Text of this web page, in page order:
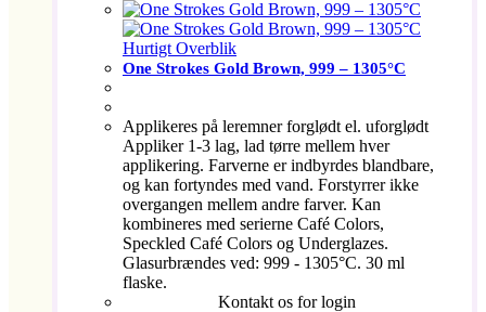
Hurtigt Overblik
One Strokes Gold Brown, 999 – 1305°C
Applikeres på leremner forglødt el. uforglødt
Appliker 1-3 lag, lad tørre mellem hver
applikering. Farverne er indbyrdes blandbare,
og kan fortyndes med vand. Forstyrrer ikke
overgangen mellem andre farver. Kan
kombineres med serierne Café Colors,
Speckled Café Colors og Underglazes.
Glasurbrændes ved: 999 - 1305°C. 30 ml
flaske.
Kontakt os for login